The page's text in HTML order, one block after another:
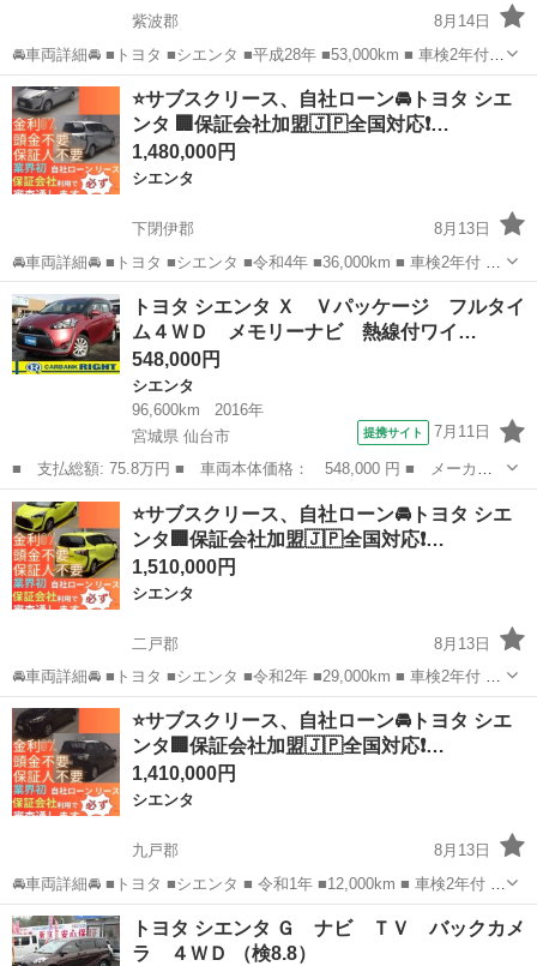
紫波郡
8月14日
🚘車両詳細🚘 ■トヨタ ■シエンタ ■平成28年 ■53,000km ■ 車検2年付 ■
月々30.000円 🚙車両装備🚙 ■ナビ ■TV ■バックカメラ ■ドライブレコ
ーダー ■エンジンプッシュスタート ■ETC 他 ...
岩手 紫波郡 シエンタ
⭐️サブスクリース、自社ローン🚘トヨタ シエ
ンタ 🏢保証会社加盟🇯🇵全国対応❗…
1,480,000円
シエンタ
下閉伊郡
8月13日
🚘車両詳細🚘 ■トヨタ ■シエンタ ■令和4年 ■36,000km ■ 車検2年付 ■
月々30.000円 🚙車両装備🚙 ■ナビ ■TV ■バックカメラ ■ドライブレコ
ーダー ■エンジンプッシュスタート ■ETC 他 ...
岩手 下閉伊郡 シエンタ
トヨタ シエンタ Ｘ Ｖパッケージ フルタイ
ム４ＷＤ メモリーナビ 熱線付ワイ…
548,000円
シエンタ
96,600km
2016年
宮城県 仙台市
提携サイト 7月11日
■ 支払総額: 75.8万円 ■ 車両本体価格： 548,000 円 ■ メーカー
名： トヨタ ■ 車種名： シエンタ ■ グレード名： Ｘ Ｖパッ
ケージ フルタイム４ＷＤ メモリーナビ 熱線付ワイパー ■ 排気
量： 15...
宮城 仙台市 シエンタ
⭐️サブスクリース、自社ローン🚘️トヨタ シエ
ンタ🏢保証会社加盟🇯🇵全国対応❗…
1,510,000円
シエンタ
二戸郡
8月13日
🚘車両詳細🚘 ■トヨタ ■シエンタ ■令和2年 ■29,000km ■ 車検2年付 ■
月々30.000円 🚙車両装備🚙 ■ナビ ■TV ■バックカメラ ■ドライブレコ
ーダー ■エンジンプッシュスタート ■ETC 他 ...
岩手 二戸郡 シエンタ
⭐️サブスクリース、自社ローン🚘️トヨタ シエ
ンタ🏢保証会社加盟🇯🇵全国対応❗…
1,410,000円
シエンタ
九戸郡
8月13日
🚘車両詳細🚘 ■トヨタ ■シエンタ ■ 令和1年 ■12,000km ■ 車検2年付 ■
月々30.000円 🚙車両装備🚙 ■ナビ ■TV ■バックカメラ ■ドライブレコ
ーダー ■エンジンプッシュスタート ■ETC 他 ...
岩手 九戸郡 シエンタ 車両
トヨタ シエンタ Ｇ ナビ ＴＶ バックカメ
ラ ４ＷＤ （検8.8）